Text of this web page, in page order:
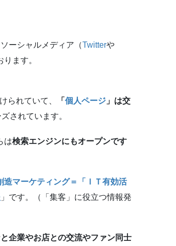
ーシャルメディア（Twitterや
ます。
られていて、 「 個人ページ 」は交
されています。
は検索エンジンにもオープンです
造マーケティング＝「ＩＴ有効活
」です。（「集客」に役立つ情報発
企業やお店との交流やファン同士